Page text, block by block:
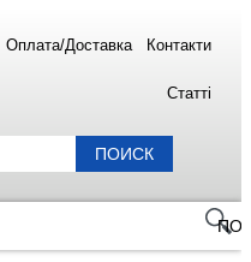
Оплата/Доставка Контакти
Статті
ПОИСК